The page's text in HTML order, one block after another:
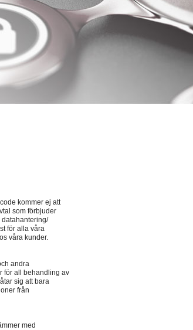
kommer ej att
som förbjuder
för alla våra
våra kunder.
andra
för all behandling av
sig att bara
från
med